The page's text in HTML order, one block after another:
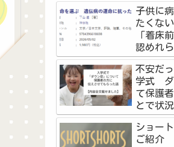
した教
＜前編＞
子供に
たくな
「着床
認めれ
妊治療
が看護
選ぶ』
不安だ
学式 ダ
て保護
とで状
マの勇
両親」
べた」
ショー
ご紹介